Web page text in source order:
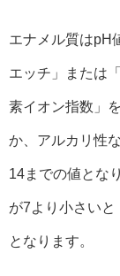
エナメル質はpH
エッチ」または
素イオン指数」
か、アルカリ性
14までの値とな
が7より小さいと
となります。